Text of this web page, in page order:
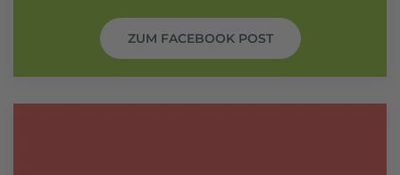
ZUM FACEBOOK POST